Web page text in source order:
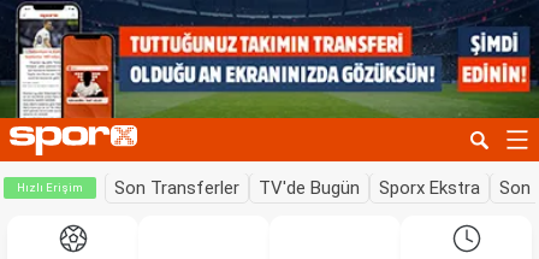
Hızlı Erişim Son Transferler TV'de Bugün Sporx Ekstra Son